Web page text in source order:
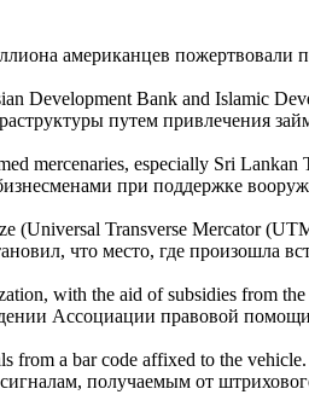
американцев пожертвовали
Development Bank and Islamic
путем привлечения
mercenaries, especially Sri Lankan
при поддержке
(Universal Transverse Mercator
что место, где произошла
with the aid ofsubsidies from
Ассоциации правовой
from a bar code affixed to the vehicle.
получаемым от